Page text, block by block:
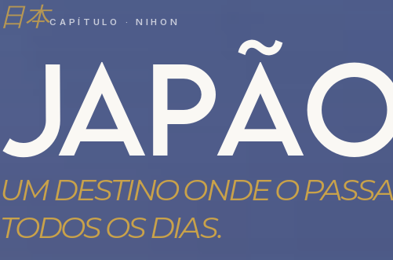
日本CAPÍTULO · NIHON
UM DESTINO ONDE O
TODOS OS DIAS.